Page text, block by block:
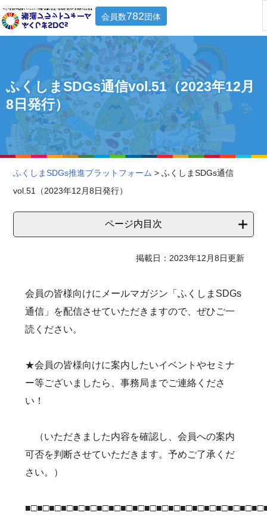
会員数782団体
ふくしまSDGs通信vol.51（2023年12月
8日発行）
ふくしまSDGs推進プラットフォーム > ふくしまSDGs通信
vol.51（2023年12月8日発行）
ページ内目次
掲載日：2023年12月8日更新
会員の皆様向けにメールマガジン「ふくしまSDGs
通信」を配信させていただきますので、ぜひご一
読ください。
★会員の皆様向けに案内したいイベントやセミナ
ー等ございましたら、事務局までご連絡くださ
い！
（いただきました内容を確認し、会員への案内
可否を判断させていただきます。予めご了承くだ
さい。）